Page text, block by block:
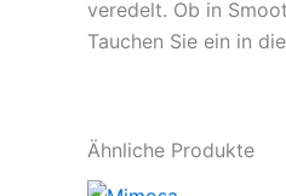
veredelt. Ob in
Tauchen Sie ein in
Ähnliche Produkte